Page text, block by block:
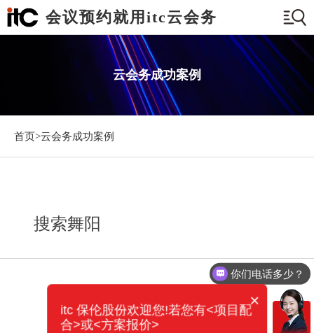
会议预约就用itc云会务
云会务成功案例
首页>云会务成功案例
搜索舞阳
你们电话多少？
×
itc 保伦股份欢迎您!若您有<项目配
合>或<方案报价>